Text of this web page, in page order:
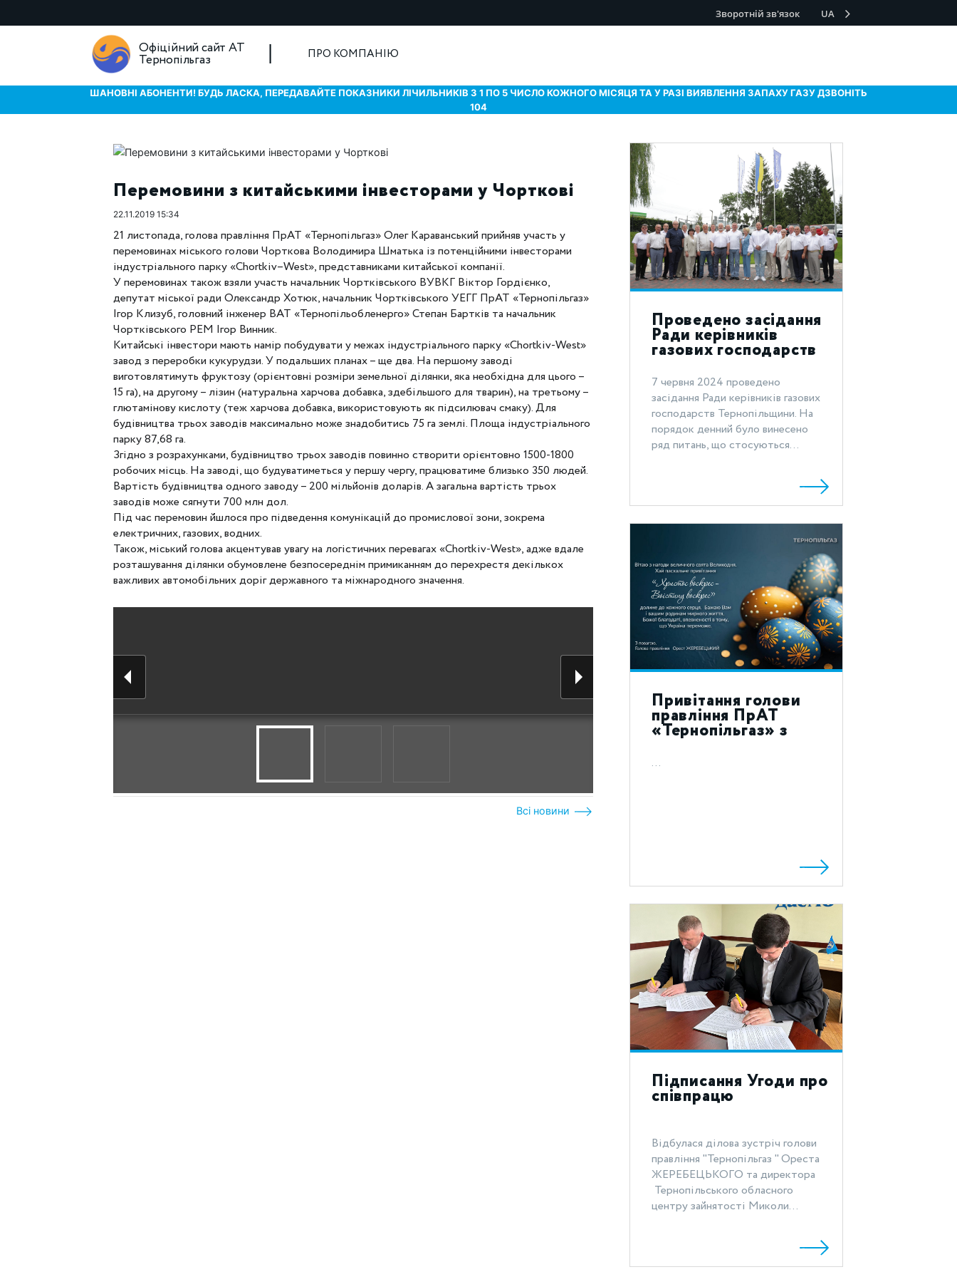
Зворотній зв'язок UA
Офіційний сайт АТ
Тернопільгаз ПРО КОМПАНІЮ
ШАНОВНІ АБОНЕНТИ! БУДЬ ЛАСКА, ПЕРЕДАВАЙТЕ ПОКАЗНИКИ ЛІЧИЛЬНИКІВ З 1 ПО 5 ЧИСЛО КОЖНОГО МІСЯЦЯ ТА У РАЗІ ВИЯВЛЕННЯ ЗАПАХУ ГАЗУ ДЗВОНІТЬ
104
Перемовини з китайськими інвесторами у Чорткові
22.11.2019 15:34
21 листопада, голова правління ПрАТ «Тернопільгаз» Олег Караванський прийняв участь у
перемовинах міського голови Чорткова Володимира Шматька із потенційними інвесторами
індустріального парку «Chortkiv–West», представниками китайської компанії.
У перемовинах також взяли участь начальник Чортківського ВУВКГ Віктор Гордієнко,
депутат міської ради Олександр Хотюк, начальник Чортківського УЕГГ ПрАТ «Тернопільгаз»
Ігор Клизуб, головний інженер ВАТ «Тернопільобленерго» Степан Бартків та начальник
Чортківського РЕМ Ігор Винник.
Китайські інвестори мають намір побудувати у межах індустріального парку «Chortkiv-West»
завод з переробки кукурудзи. У подальших планах – ще два. На першому заводі
виготовлятимуть фруктозу (орієнтовні розміри земельної ділянки, яка необхідна для цього –
15 га), на другому – лізин (натуральна харчова добавка, здебільшого для тварин), на третьому –
глютамінову кислоту (теж харчова добавка, використовують як підсилювач смаку). Для
будівництва трьох заводів максимально може знадобитись 75 га землі. Площа індустріального
парку 87,68 га.
Згідно з розрахунками, будівництво трьох заводів повинно створити орієнтовно 1500-1800
робочих місць. На заводі, що будуватиметься у першу чергу, працюватиме близько 350 людей.
Вартість будівництва одного заводу – 200 мільйонів доларів. А загальна вартість трьох
заводів може сягнути 700 млн дол.
Під час перемовин йшлося про підведення комунікацій до промислової зони, зокрема
електричних, газових, водних.
Також, міський голова акцентував увагу на логістичних перевагах «Chortkiv-West», адже вдале
розташування ділянки обумовлене безпосереднім примиканням до перехрестя декількох
важливих автомобільних доріг державного та міжнародного значення.
Всі новини
Проведено засідання
Ради керівників
газових господарств
Тернопільщини
7 червня 2024 проведено
засідання Ради керівників газових
господарств Тернопільщини. На
порядок денний було винесено
ряд питань, що стосуються...
Привітання голови
правління ПрАТ
«Тернопільгаз» з
святом Воскресіння
Христового 2024!
...
Підписання Угоди про
співпрацю
Відбулася ділова зустріч голови
правління "Тернопільгаз " Ореста
ЖЕРЕБЕЦЬКОГО та директора
Тернопільського обласного
центру зайнятості Миколи...